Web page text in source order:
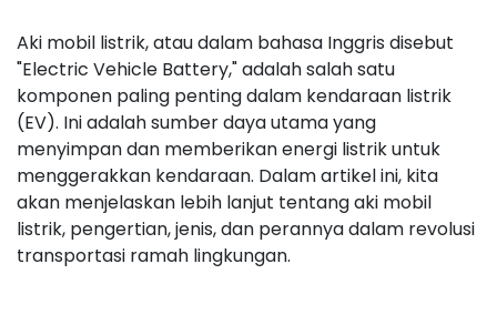
Aki mobil listrik, atau dalam bahasa Inggris disebut
"Electric Vehicle Battery," adalah salah satu
komponen paling penting dalam kendaraan listrik
(EV). Ini adalah sumber daya utama yang
menyimpan dan memberikan energi listrik untuk
menggerakkan kendaraan. Dalam artikel ini, kita
akan menjelaskan lebih lanjut tentang aki mobil
listrik, pengertian, jenis, dan perannya dalam revolusi
transportasi ramah lingkungan.